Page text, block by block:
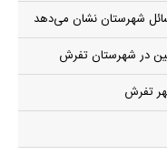
شهرستان نشان می‌دهد
در شهرستان تفرش
تفرش